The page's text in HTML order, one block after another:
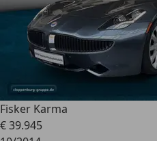
Fisker Karma
€ 39.945